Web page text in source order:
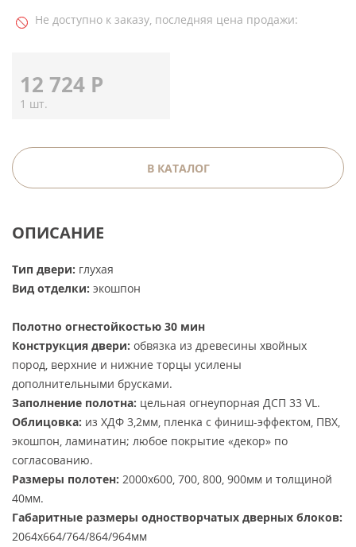
Не доступно к заказу, последняя цена продажи:
12 724 Р
1 шт.
В КАТАЛОГ
ОПИСАНИЕ
Тип двери: глухая
Вид отделки: экошпон
Полотно огнестойкостью 30 мин
Конструкция двери: обвязка из древесины хвойных
пород, верхние и нижние торцы усилены
дополнительными брусками.
Заполнение полотна: цельная огнеупорная ДСП 33 VL.
Облицовка: из ХДФ 3,2мм, пленка с финиш-эффектом, ПВХ,
экошпон, ламинатин; любое покрытие «декор» по
согласованию.
Размеры полотен: 2000х600, 700, 800, 900мм и толщиной
40мм.
Габаритные размеры одностворчатых дверных блоков:
2064х664/764/864/964мм